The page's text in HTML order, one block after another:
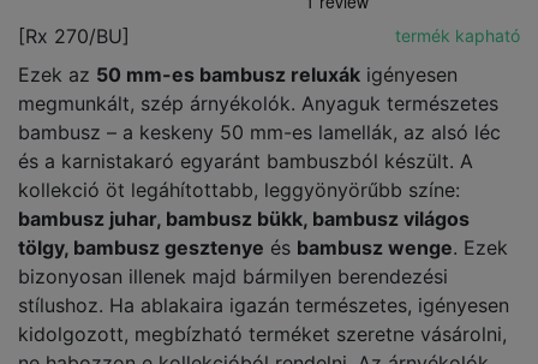
[Rx 270/BU] termék kapható
Ezek az 50 mm-es bambusz reluxák igényesen
megmunkált, szép árnyékolók. Anyaguk természetes
bambusz – a keskeny 50 mm-es lamellák, az alsó léc
és a karnistakaró egyaránt bambuszból készült. A
kollekció öt legáhítottabb, leggyönyörűbb színe:
bambusz juhar, bambusz bükk, bambusz világos
tölgy, bambusz gesztenye és bambusz wenge. Ezek
bizonyosan illenek majd bármilyen berendezési
stílushoz. Ha ablakaira igazán természetes, igényesen
kidolgozott, megbízható terméket szeretne vásárolni,